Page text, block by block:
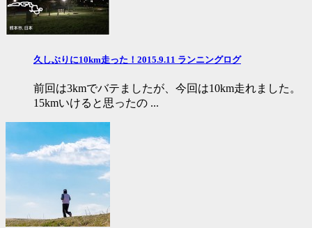
久しぶりに10km走った！2015.9.11 ランニングログ
前回は3kmでバテましたが、今回は10km走れました。
15kmいけると思ったの ...